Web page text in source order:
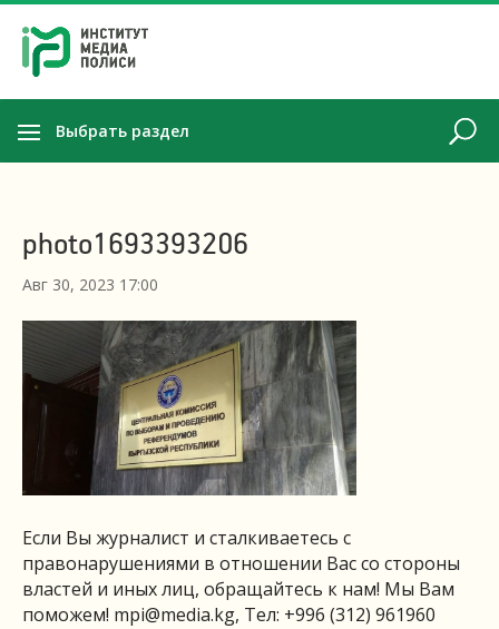
Выбрать раздел
photo1693393206
Авг 30, 2023 17:00
Если Вы журналист и сталкиваетесь с
правонарушениями в отношении Вас со стороны
властей и иных лиц, обращайтесь к нам! Мы Вам
поможем! mpi@media.kg, Тел: +996 (312) 961960